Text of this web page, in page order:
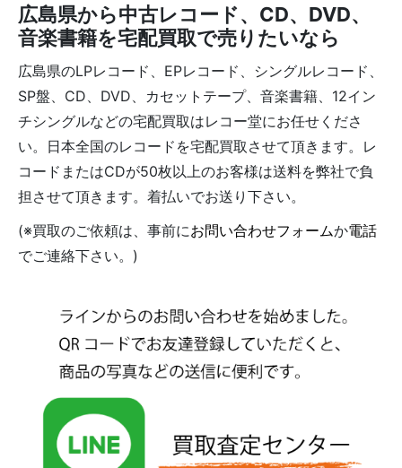
広島県から中古レコード、CD、DVD、
音楽書籍を宅配買取で売りたいなら
広島県のLPレコード、EPレコード、シングルレコード、
SP盤、CD、DVD、カセットテープ、音楽書籍、12イン
チシングルなどの宅配買取はレコー堂にお任せくださ
い。日本全国のレコードを宅配買取させて頂きます。レ
コードまたはCDが50枚以上のお客様は送料を弊社で負
担させて頂きます。着払いでお送り下さい。
(※買取のご依頼は、事前にお問い合わせフォームか電話
でご連絡下さい。)